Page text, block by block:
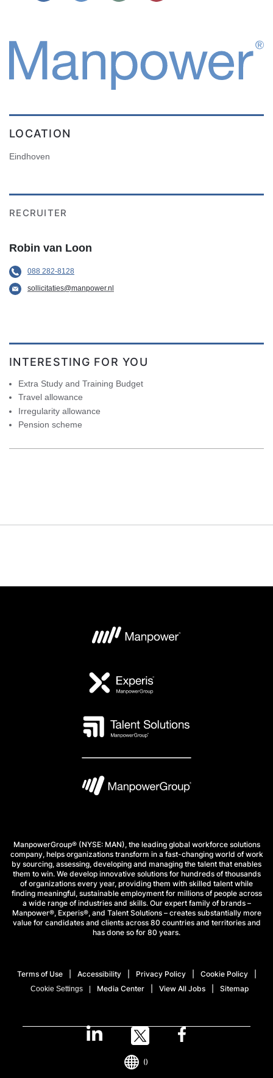
LOCATION
Eindhoven
RECRUITER
Robin van Loon
088 282-8128
sollicitaties@manpower.nl
INTERESTING FOR YOU
Extra Study and Training Budget
Travel allowance
Irregularity allowance
Pension scheme
ManpowerGroup® (NYSE: MAN), the leading global workforce solutions
company, helps organizations transform in a fast-changing world of work
by sourcing, assessing, developing and managing the talent that enables
them to win. We develop innovative solutions for hundreds of thousands
of organizations every year, providing them with skilled talent while
finding meaningful, sustainable employment for millions of people across
a wide range of industries and skills. Our expert family of brands –
Manpower®, Experis®, and Talent Solutions – creates substantially more
value for candidates and clients across 80 countries and territories and
has done so for 80 years.
Terms of Use Accessibility Privacy Policy Cookie Policy
Cookie Settings Media Center View All Jobs Sitemap
()